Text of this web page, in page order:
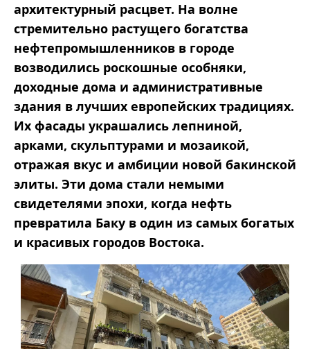
архитектурный расцвет. На волне
стремительно растущего богатства
нефтепромышленников в городе
возводились роскошные особняки,
доходные дома и административные
здания в лучших европейских традициях.
Их фасады украшались лепниной,
арками, скульптурами и мозаикой,
отражая вкус и амбиции новой бакинской
элиты. Эти дома стали немыми
свидетелями эпохи, когда нефть
превратила Баку в один из самых богатых
и красивых городов Востока.